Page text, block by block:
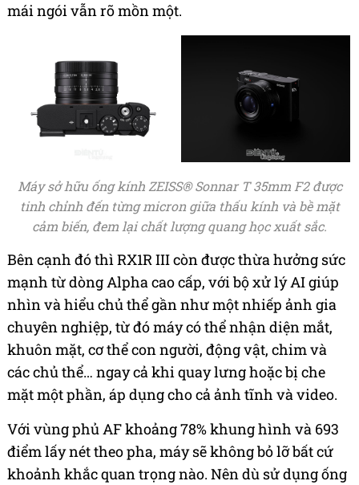
mái ngói vẫn rõ mồn một.
Máy sở hữu ống kính ZEISS® Sonnar T 35mm F2 được
tinh chỉnh đến từng micron giữa thấu kính và bề mặt
cảm biến, đem lại chất lượng quang học xuất sắc.
Bên cạnh đó thì RX1R III còn được thừa hưởng sức
mạnh từ dòng Alpha cao cấp, với bộ xử lý AI giúp
nhìn và hiểu chủ thể gần như một nhiếp ảnh gia
chuyên nghiệp, từ đó máy có thể nhận diện mắt,
khuôn mặt, cơ thể con người, động vật, chim và
các chủ thể… ngay cả khi quay lưng hoặc bị che
mặt một phần, áp dụng cho cả ảnh tĩnh và video.
Với vùng phủ AF khoảng 78% khung hình và 693
điểm lấy nét theo pha, máy sẽ không bỏ lỡ bất cứ
khoảnh khắc quan trọng nào. Nên dù sử dụng ống